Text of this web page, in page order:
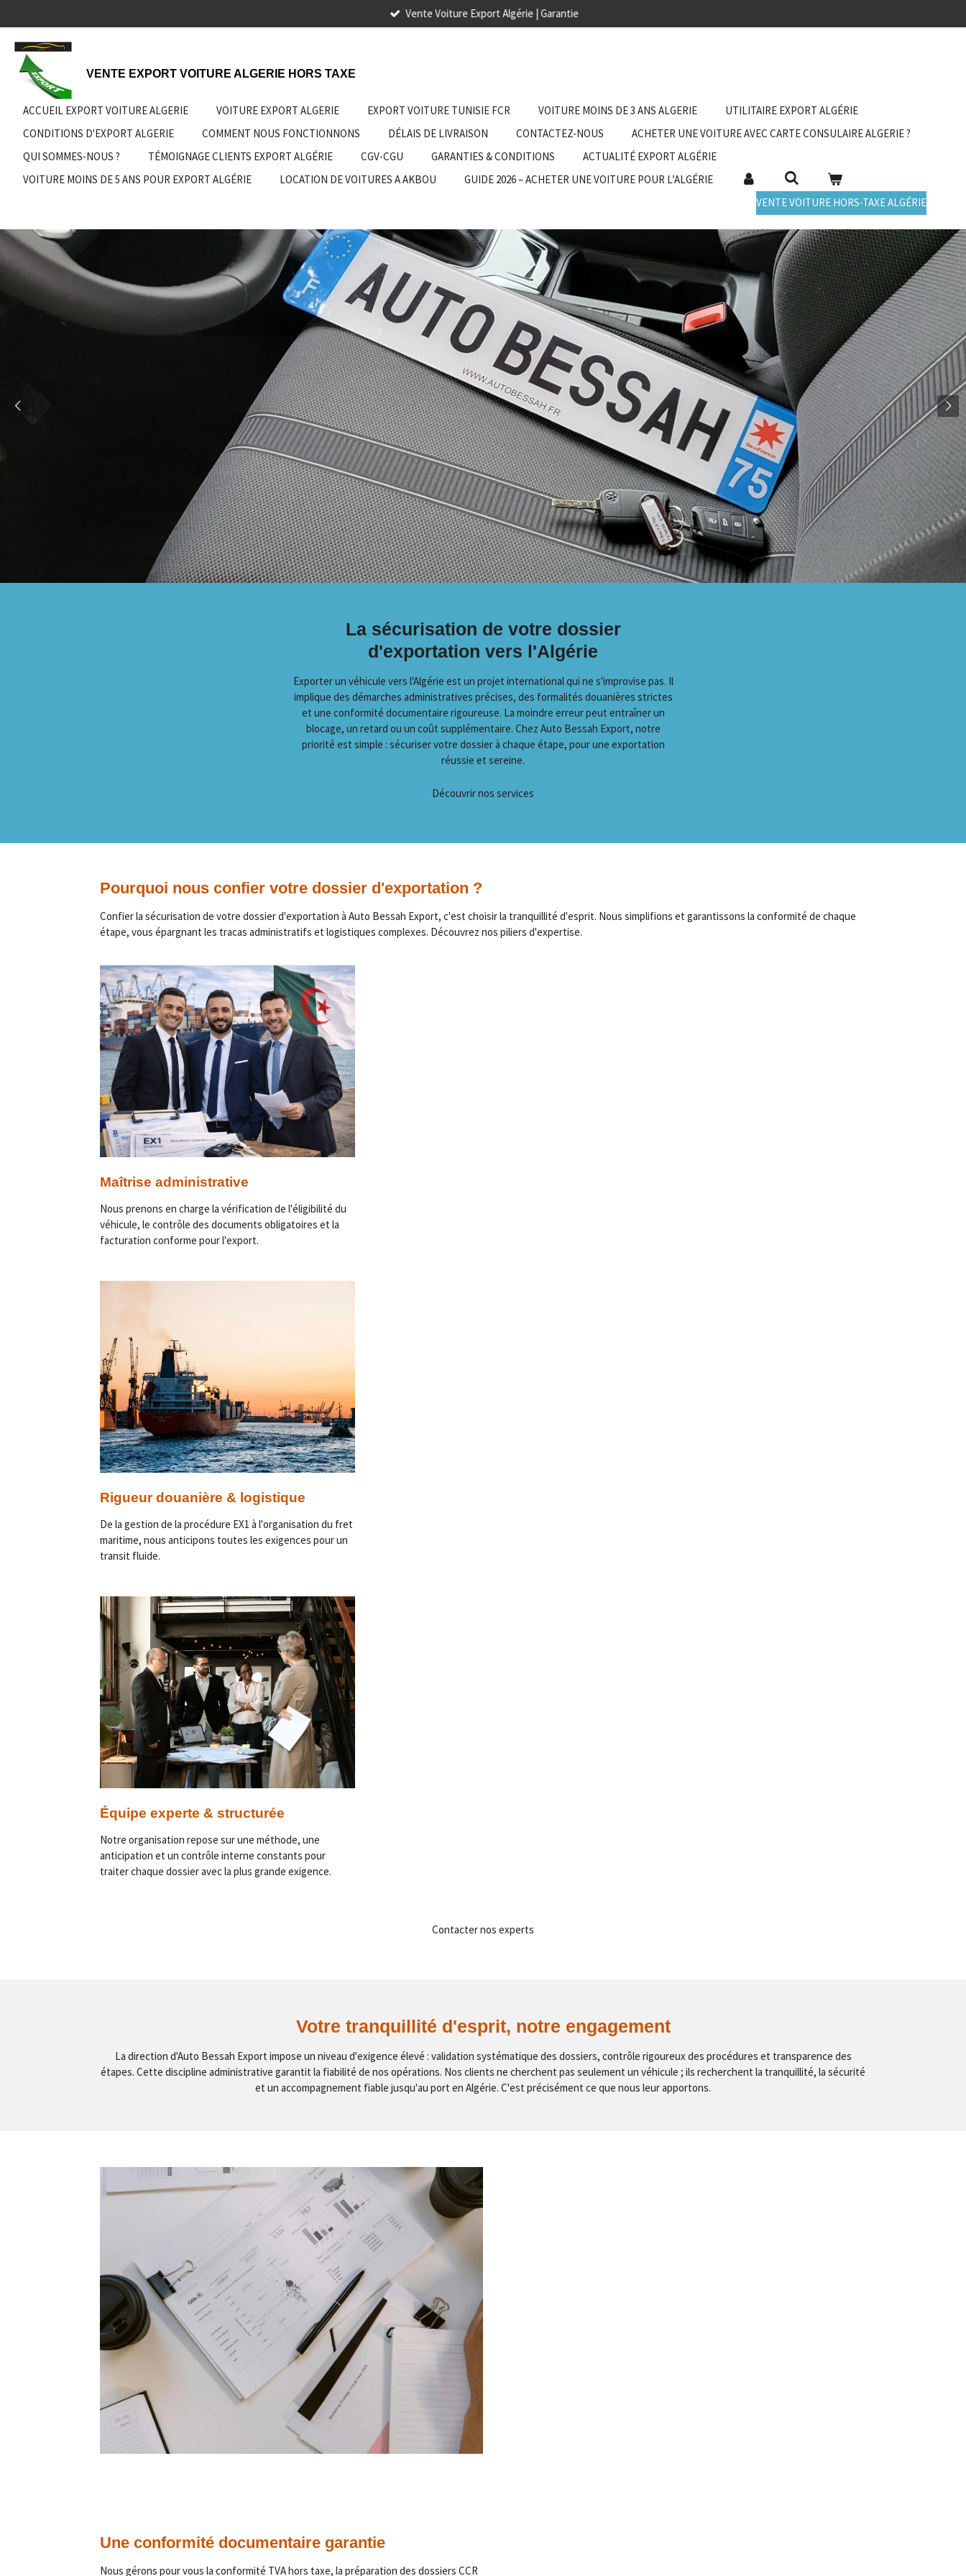
au
contenu
principal
Vente Voiture Export Algérie | Garantie
VENTE EXPORT VOITURE ALGERIE HORS TAXE
ACCUEIL EXPORT VOITURE ALGERIE VOITURE EXPORT ALGERIE EXPORT VOITURE TUNISIE FCR VOITURE MOINS DE 3 ANS ALGERIE
UTILITAIRE EXPORT ALGÉRIE
CONDITIONS D'EXPORT ALGERIE
COMMENT NOUS FONCTIONNONS DÉLAIS DE LIVRAISON CONTACTEZ-NOUS
ACHETER UNE VOITURE AVEC CARTE CONSULAIRE ALGERIE ?
QUI SOMMES-NOUS ?
TÉMOIGNAGE CLIENTS EXPORT ALGÉRIE CGV-CGU GARANTIES & CONDITIONS
ACTUALITÉ EXPORT ALGÉRIE
VOITURE MOINS DE 5 ANS POUR EXPORT ALGÉRIE
LOCATION DE VOITURES A AKBOU
GUIDE 2026 – ACHETER UNE VOITURE POUR L’ALGÉRIE
VENTE VOITURE HORS-TAXE ALGÉRIE
La sécurisation de votre dossier
d'exportation vers l'Algérie
Exporter un véhicule vers l'Algérie est un projet international qui ne s'improvise pas. Il
implique des démarches administratives précises, des formalités douanières strictes
et une conformité documentaire rigoureuse. La moindre erreur peut entraîner un
blocage, un retard ou un coût supplémentaire. Chez Auto Bessah Export, notre
priorité est simple : sécuriser votre dossier à chaque étape, pour une exportation
réussie et sereine.
Découvrir nos services
Pourquoi nous confier votre dossier d'exportation ?
Confier la sécurisation de votre dossier d'exportation à Auto Bessah Export, c'est choisir la tranquillité d'esprit. Nous simplifions et garantissons la conformité de chaque
étape, vous épargnant les tracas administratifs et logistiques complexes. Découvrez nos piliers d'expertise.
Maîtrise administrative
Nous prenons en charge la vérification de l'éligibilité du
véhicule, le contrôle des documents obligatoires et la
facturation conforme pour l'export.
Rigueur douanière & logistique
De la gestion de la procédure EX1 à l'organisation du fret
maritime, nous anticipons toutes les exigences pour un
transit fluide.
Équipe experte & structurée
Notre organisation repose sur une méthode, une
anticipation et un contrôle interne constants pour
traiter chaque dossier avec la plus grande exigence.
Contacter nos experts
Votre tranquillité d'esprit, notre engagement
La direction d'Auto Bessah Export impose un niveau d'exigence élevé : validation systématique des dossiers, contrôle rigoureux des procédures et transparence des
étapes. Cette discipline administrative garantit la fiabilité de nos opérations. Nos clients ne cherchent pas seulement un véhicule ; ils recherchent la tranquillité, la sécurité
et un accompagnement fiable jusqu'au port en Algérie. C'est précisément ce que nous leur apportons.
Une conformité documentaire garantie
Nous gérons pour vous la conformité TVA hors taxe, la préparation des dossiers CCR